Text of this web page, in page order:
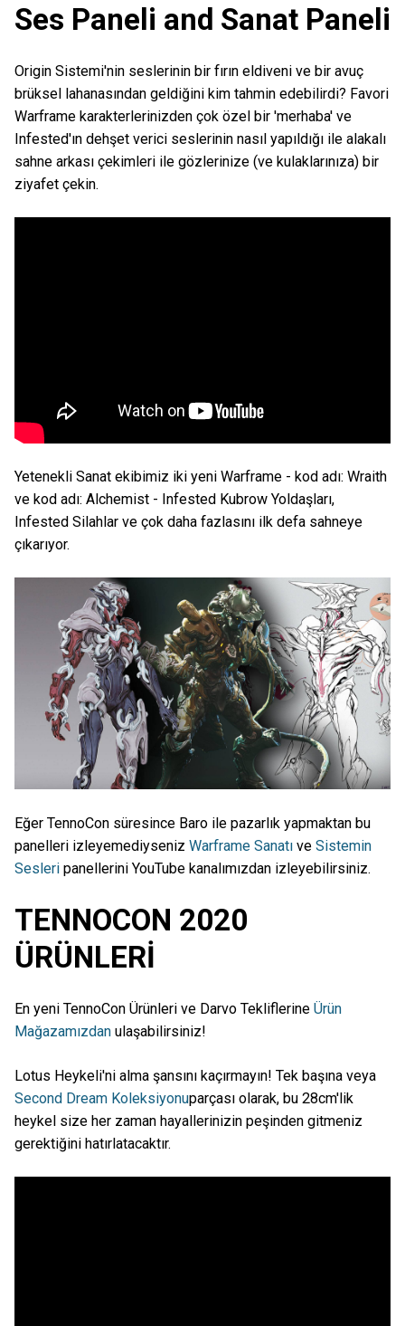
Ses Paneli and Sanat Paneli
Origin Sistemi'nin seslerinin bir fırın eldiveni ve bir avuç
brüksel lahanasından geldiğini kim tahmin edebilirdi? Favori
Warframe karakterlerinizden çok özel bir 'merhaba' ve
Infested'ın dehşet verici seslerinin nasıl yapıldığı ile alakalı
sahne arkası çekimleri ile gözlerinize (ve kulaklarınıza) bir
ziyafet çekin.
Yetenekli Sanat ekibimiz iki yeni Warframe - kod adı: Wraith
ve kod adı: Alchemist - Infested Kubrow Yoldaşları,
Infested Silahlar ve çok daha fazlasını ilk defa sahneye
çıkarıyor.
Eğer TennoCon süresince Baro ile pazarlık yapmaktan bu
panelleri izleyemediyseniz Warframe Sanatı ve Sistemin
Sesleri panellerini YouTube kanalımızdan izleyebilirsiniz.
TENNOCON 2020
ÜRÜNLERİ
En yeni TennoCon Ürünleri ve Darvo Tekliflerine Ürün
Mağazamızdan ulaşabilirsiniz!
Lotus Heykeli'ni alma şansını kaçırmayın! Tek başına veya
Second Dream Koleksiyonuparçası olarak, bu 28cm'lik
heykel size her zaman hayallerinizin peşinden gitmeniz
gerektiğini hatırlatacaktır.